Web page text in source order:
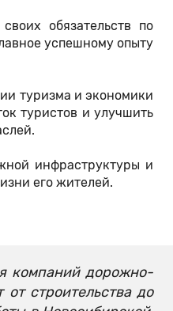
обязательств по
успешному опыту
туризма и экономики
туристов и улучшить
инфраструктуры и
его жителей.
компаний дорожно-
строительства до